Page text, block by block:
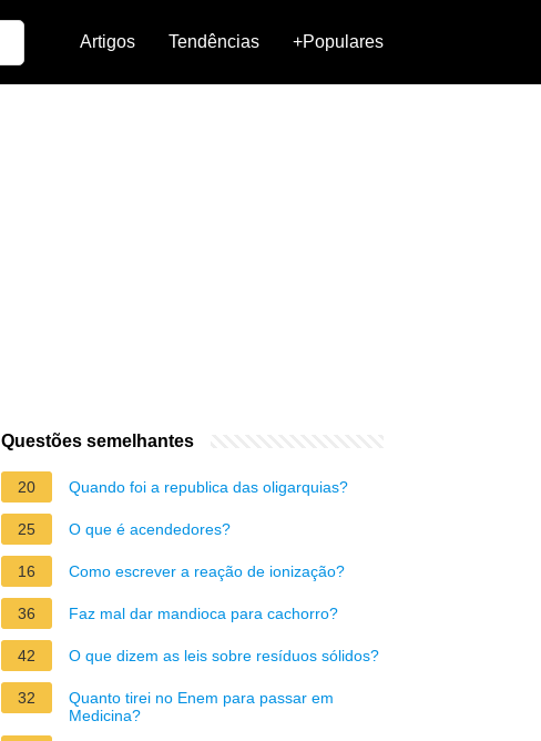
Artigos Tendências +Populares
Questões semelhantes
20 Quando foi a republica das oligarquias?
25 O que é acendedores?
16 Como escrever a reação de ionização?
36 Faz mal dar mandioca para cachorro?
42 O que dizem as leis sobre resíduos sólidos?
32
Quanto tirei no Enem para passar em
Medicina?